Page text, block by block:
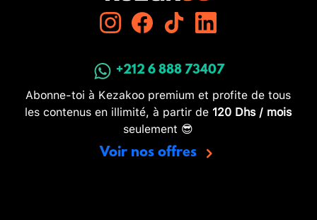
+212 6 888 73407
Abonne-toi à Kezakoo premium et profite de tous
les contenus en illimité, à partir de 120 Dhs / mois
seulement 😎
Voir nos offres